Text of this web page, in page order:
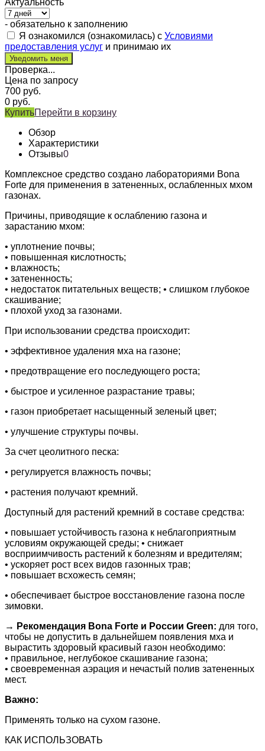
- обязательно к заполнению
Я ознакомился (ознакомилась) с Условиями
предоставления услуг и принимаю их
Проверка...
Цена по запросу
700 руб.
0 руб.
КупитьПерейти в корзину
Обзор
Характеристики
Отзывы0
Комплексное средство создано лабораториями Bona
Forte для применения в затененных, ослабленных мхом
газонах.
Причины, приводящие к ослаблению газона и
зарастанию мхом:
• уплотнение почвы;
• повышенная кислотность;
• влажность;
• затененность;
• недостаток питательных веществ; • слишком глубокое
скашивание;
• плохой уход за газонами.
При использовании средства происходит:
• эффективное удаления мха на газоне;
• предотвращение его последующего роста;
• быстрое и усиленное разрастание травы;
• газон приобретает насыщенный зеленый цвет;
• улучшение структуры почвы.
За счет цеолитного песка:
• регулируется влажность почвы;
• растения получают кремний.
Доступный для растений кремний в составе средства:
• повышает устойчивость газона к неблагоприятным
условиям окружающей среды; • снижает
восприимчивость растений к болезням и вредителям;
• ускоряет рост всех видов газонных трав;
• повышает всхожесть семян;
• обеспечивает быстрое восстановление газона после
зимовки.
→ Рекомендация Bona Forte и России Green: для того,
чтобы не допустить в дальнейшем появления мха и
вырастить здоровый красивый газон необходимо:
• правильное, неглубокое скашивание газона;
• своевременная аэрация и нечастый полив затененных
мест.
Важно:
Применять только на сухом газоне.
КАК ИСПОЛЬЗОВАТЬ